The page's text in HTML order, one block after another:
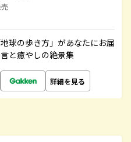
球の歩き方」があなたにお届
と癒やしの絶景集
詳細を見る